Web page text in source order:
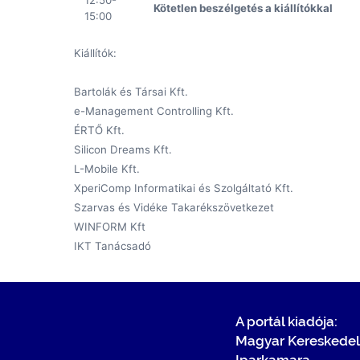
15:00
Kötetlen beszélgetés a kiállítókkal
Kiállítók:
Bartolák és Társai Kft.
e-Management Controlling Kft.
ÉRTŐ Kft.
Silicon Dreams Kft.
L-Mobile Kft.
XperiComp Informatikai és Szolgáltató Kft.
Szarvas és Vidéke Takarékszövetkezet
WINFORM Kft
IKT Tanácsadó
A portál kiadója:
Magyar